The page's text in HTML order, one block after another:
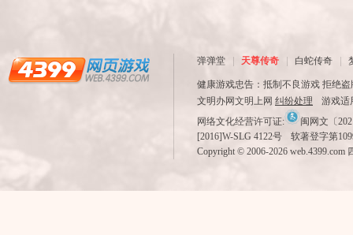
弹弹堂 天尊传奇 白蛇传奇
健康游戏忠告：抵制不良游戏 拒绝
文明办网文明上网 纠纷处理
游戏适
网络文化经营许可证:
闽网文〔
[2016]W-SLG 4122号
软著登字第
Copyright © 2006-2026 web.4399.com